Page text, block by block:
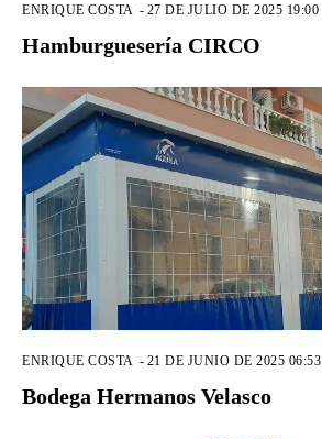
ENRIQUE COSTA - 27 DE JULIO DE 2025 19:00
Hamburguesería CIRCO
ENRIQUE COSTA - 21 DE JUNIO DE 2025 06:53
Bodega Hermanos Velasco